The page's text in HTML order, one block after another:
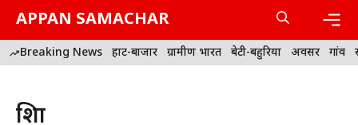
Skip
content
APPAN SAMACHAR
Breaking News हाट-बाजार ग्रामीण भारत बेटी-बहुरिया अवसर गांव
शिक्षा